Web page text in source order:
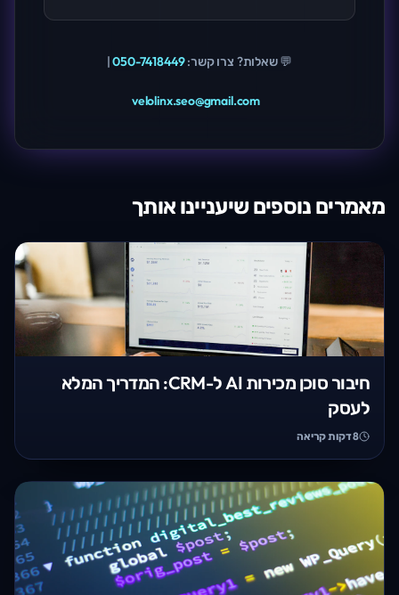
💬 שאלות? צרו קשר:050-7418449
|
velolinx.seo@gmail.com
מאמרים נוספים שיעניינו אותך
חיבור סוכן מכירות AI ל-CRM: המדריך המלא
לעסק
8דקות קריאה